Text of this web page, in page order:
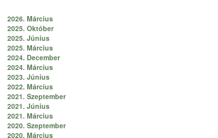
2026. Március
2025. Október
2025. Június
2025. Március
2024. December
2024. Március
2023. Június
2022. Március
2021. Szeptember
2021. Június
2021. Március
2020. Szeptember
2020. Március